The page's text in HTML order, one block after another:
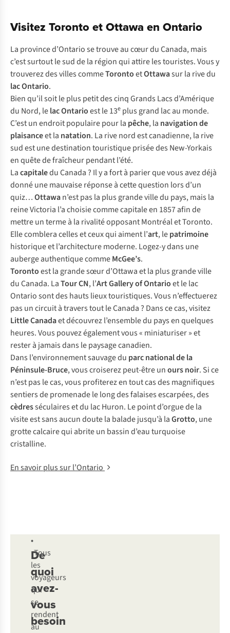
Visitez Toronto et Ottawa en Ontario
La province d’Ontario se trouve au cœur du Canada, mais
c’est surtout le sud de la région qui attire les touristes. Vous y
trouverez des villes commeTorontoetOttawasur la rive du
lac Ontario.
Bien qu’il soit le plus petit des cinq Grands Lacs d’Amérique
du Nord, lelac Ontarioest le 13e plus grand lac au monde.
C’est un endroit populaire pour la pêche, la navigation de
plaisanceet la natation. La rive nord est canadienne, la rive
sud est une destination touristique prisée des New-Yorkais
en quête de fraîcheur pendant l’été.
Lacapitaledu Canada ? Il y a fort à parier que vous avez déjà
donné une mauvaise réponse à cette question lors d’un
quiz…Ottawan’est pas la plus grande ville du pays, mais la
reine Victoria l’a choisie comme capitale en 1857 afin de
mettre un terme à la rivalité opposant Montréal et Toronto.
Elle comblera celles et ceux qui aiment l’art, lepatrimoine
historique et l’architecture moderne. Logez-y dans une
auberge authentique commeMcGee’s.
Torontoest la grande sœur d’Ottawa et la plus grande ville
du Canada. LaTour CN, l’Art Gallery of Ontarioet le lac
Ontario sont des hauts lieux touristiques. Vous n’effectuerez
pas un circuit à travers tout le Canada ? Dans ce cas, visitez
Little Canadaet découvrez l’ensemble du pays en quelques
heures. Vous pouvez également vous « miniaturiser » et
rester à jamais dans le paysage canadien.
Dans l’environnement sauvage du parc national de la
Péninsule-Bruce, vous croiserez peut-être unours noir. Si ce
n’est pas le cas, vous profiterez en tout cas des magnifiques
sentiers de promenade le long des falaises escarpées, des
cèdresséculaires et du lac Huron. Le point d’orgue de la
visite est sans aucun doute la balade jusqu’à laGrotto, une
grotte calcaire qui abrite un bassin d’eau turquoise
cristalline.
En savoir plus sur l’Ontario
De
quoi
avez-
vous
besoin
•
Tous
les
voyageurs
qui
se
rendent
au